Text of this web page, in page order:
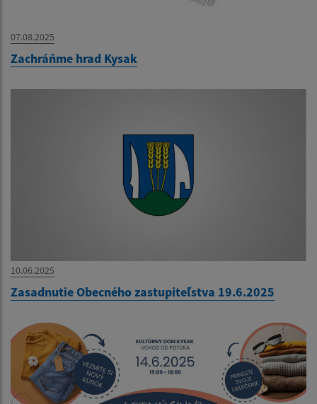
07.08.2025
Zachráňme hrad Kysak
10.06.2025
Zasadnutie Obecného zastupiteľstva 19.6.2025